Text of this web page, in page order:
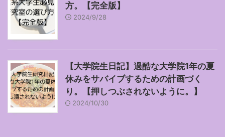
方。【完全版】
2024/9/28
【大学院生日記】過酷な大学院1年の夏
休みをサバイブするための計画づく
り。【押しつぶされないように。】
2024/10/30